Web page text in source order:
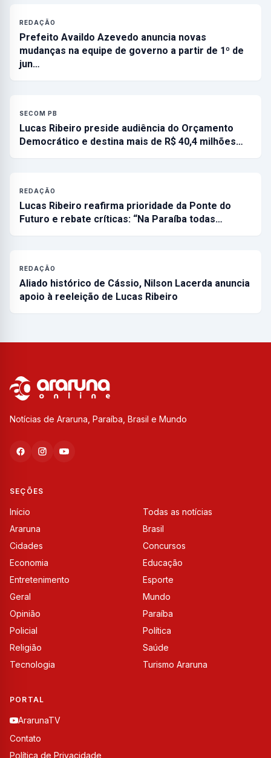
REDAÇÃO
Prefeito Availdo Azevedo anuncia novas
mudanças na equipe de governo a partir de 1º de
jun…
SECOM PB
Lucas Ribeiro preside audiência do Orçamento
Democrático e destina mais de R$ 40,4 milhões…
REDAÇÃO
Lucas Ribeiro reafirma prioridade da Ponte do
Futuro e rebate críticas: “Na Paraíba todas…
REDAÇÃO
Aliado histórico de Cássio, Nilson Lacerda anuncia
apoio à reeleição de Lucas Ribeiro
Notícias de Araruna, Paraíba, Brasil e Mundo
SEÇÕES
Início
Todas as notícias
Araruna
Brasil
Cidades
Concursos
Economia
Educação
Entretenimento
Esporte
Geral
Mundo
Opinião
Paraíba
Policial
Política
Religião
Saúde
Tecnologia
Turismo Araruna
PORTAL
ArarunaTV
Contato
Política de Privacidade